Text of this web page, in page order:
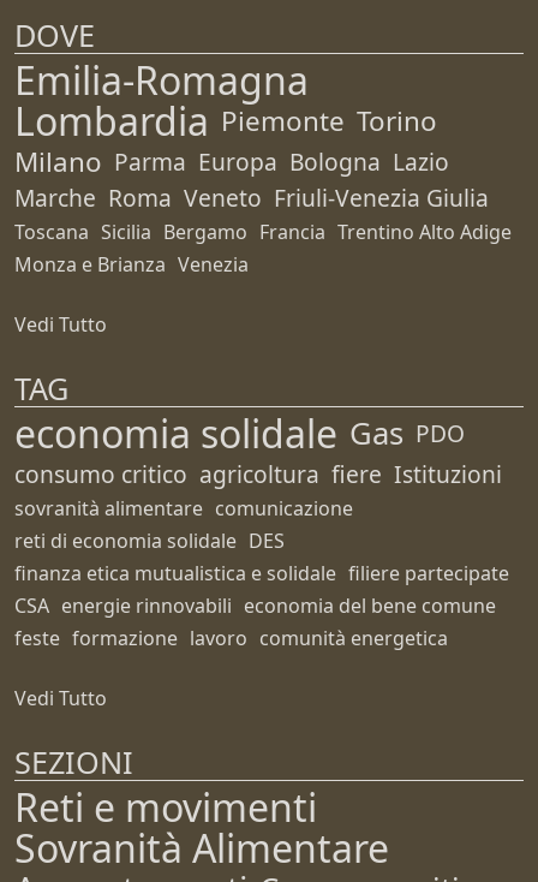
DOVE
Emilia-Romagna
Lombardia Piemonte Torino
Milano Parma Europa Bologna Lazio
Marche Roma Veneto Friuli-Venezia Giulia
Toscana Sicilia Bergamo Francia Trentino Alto Adige
Monza e Brianza Venezia
Vedi Tutto
TAG
economia solidale Gas PDO
consumo critico agricoltura fiere Istituzioni
sovranità alimentare comunicazione
reti di economia solidale DES
finanza etica mutualistica e solidale filiere partecipate
CSA energie rinnovabili economia del bene comune
feste formazione lavoro comunità energetica
Vedi Tutto
SEZIONI
Reti e movimenti
Sovranità Alimentare